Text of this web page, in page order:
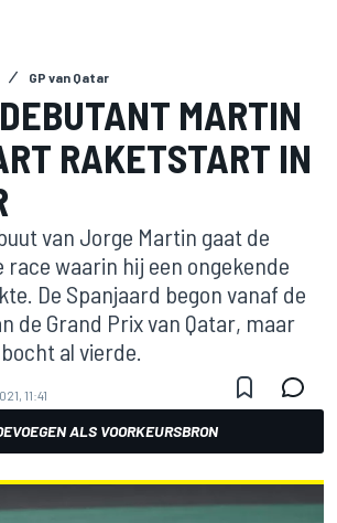
GP van Qatar
MARTIN
RAKETSTART IN
van Jorge Martin gaat de
race waarin hij een ongekende
De Spanjaard begon vanaf de
de Grand Prix van Qatar, maar
al vierde.
11:41
ALS VOORKEURSBRON